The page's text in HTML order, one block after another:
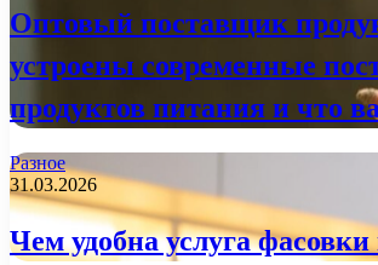
Оптовый поставщик
устроены современные
продуктов питания и что
Разное
31.03.2026
Чем удобна услуга